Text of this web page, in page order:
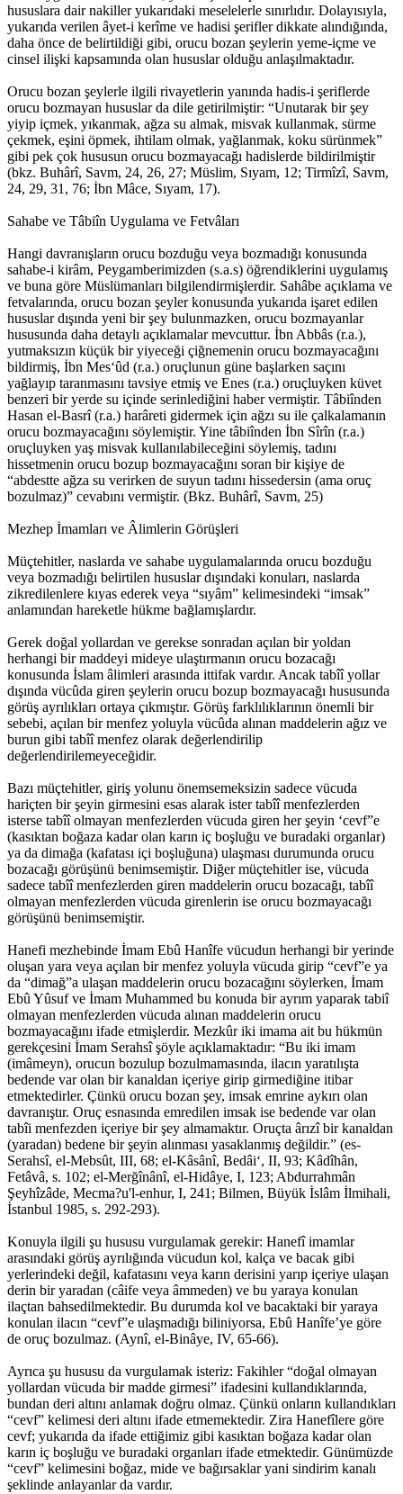
hususlara dair nakiller yukarıdaki meselelerle sınırlıdır. Dolayısıyla,
yukarıda verilen âyet-i kerîme ve hadisi şerifler dikkate alındığında,
daha önce de belirtildiği gibi, orucu bozan şeylerin yeme-içme ve
cinsel ilişki kapsamında olan hususlar olduğu anlaşılmaktadır.
Orucu bozan şeylerle ilgili rivayetlerin yanında hadis-i şeriflerde
orucu bozmayan hususlar da dile getirilmiştir: “Unutarak bir şey
yiyip içmek, yıkanmak, ağza su almak, misvak kullanmak, sürme
çekmek, eşini öpmek, ihtilam olmak, yağlanmak, koku sürünmek”
gibi pek çok hususun orucu bozmayacağı hadislerde bildirilmiştir
(bkz. Buhârî, Savm, 24, 26, 27; Müslim, Sıyam, 12; Tirmîzî, Savm,
24, 29, 31, 76; İbn Mâce, Sıyam, 17).
Sahabe ve Tâbiîn Uygulama ve Fetvâları
Hangi davranışların orucu bozduğu veya bozmadığı konusunda
sahabe-i kirâm, Peygamberimizden (s.a.s) öğrendiklerini uygulamış
ve buna göre Müslümanları bilgilendirmişlerdir. Sahâbe açıklama ve
fetvalarında, orucu bozan şeyler konusunda yukarıda işaret edilen
hususlar dışında yeni bir şey bulunmazken, orucu bozmayanlar
hususunda daha detaylı açıklamalar mevcuttur. İbn Abbâs (r.a.),
yutmaksızın küçük bir yiyeceği çiğnemenin orucu bozmayacağını
bildirmiş, İbn Mes‘ûd (r.a.) oruçlunun güne başlarken saçını
yağlayıp taranmasını tavsiye etmiş ve Enes (r.a.) oruçluyken küvet
benzeri bir yerde su içinde serinlediğini haber vermiştir. Tâbiînden
Hasan el-Basrî (r.a.) harâreti gidermek için ağzı su ile çalkalamanın
orucu bozmayacağını söylemiştir. Yine tâbiînden İbn Sîrîn (r.a.)
oruçluyken yaş misvak kullanılabileceğini söylemiş, tadını
hissetmenin orucu bozup bozmayacağını soran bir kişiye de
“abdestte ağza su verirken de suyun tadını hissedersin (ama oruç
bozulmaz)” cevabını vermiştir. (Bkz. Buhârî, Savm, 25)
Mezhep İmamları ve Âlimlerin Görüşleri
Müçtehitler, naslarda ve sahabe uygulamalarında orucu bozduğu
veya bozmadığı belirtilen hususlar dışındaki konuları, naslarda
zikredilenlere kıyas ederek veya “sıyâm” kelimesindeki “imsak”
anlamından hareketle hükme bağlamışlardır.
Gerek doğal yollardan ve gerekse sonradan açılan bir yoldan
herhangi bir maddeyi mideye ulaştırmanın orucu bozacağı
konusunda İslam âlimleri arasında ittifak vardır. Ancak tabîî yollar
dışında vücûda giren şeylerin orucu bozup bozmayacağı hususunda
görüş ayrılıkları ortaya çıkmıştır. Görüş farklılıklarının önemli bir
sebebi, açılan bir menfez yoluyla vücûda alınan maddelerin ağız ve
burun gibi tabîî menfez olarak değerlendirilip
değerlendirilemeyeceğidir.
Bazı müçtehitler, giriş yolunu önemsemeksizin sadece vücuda
hariçten bir şeyin girmesini esas alarak ister tabîî menfezlerden
isterse tabîî olmayan menfezlerden vücuda giren her şeyin ‘cevf”e
(kasıktan boğaza kadar olan karın iç boşluğu ve buradaki organlar)
ya da dimağa (kafatası içi boşluğuna) ulaşması durumunda orucu
bozacağı görüşünü benimsemiştir. Diğer müçtehitler ise, vücuda
sadece tabîî menfezlerden giren maddelerin orucu bozacağı, tabîî
olmayan menfezlerden vücuda girenlerin ise orucu bozmayacağı
görüşünü benimsemiştir.
Hanefi mezhebinde İmam Ebû Hanîfe vücudun herhangi bir yerinde
oluşan yara veya açılan bir menfez yoluyla vücuda girip “cevf”e ya
da “dimağ”a ulaşan maddelerin orucu bozacağını söylerken, İmam
Ebû Yûsuf ve İmam Muhammed bu konuda bir ayrım yaparak tabiî
olmayan menfezlerden vücuda alınan maddelerin orucu
bozmayacağını ifade etmişlerdir. Mezkûr iki imama ait bu hükmün
gerekçesini İmam Serahsî şöyle açıklamaktadır: “Bu iki imam
(imâmeyn), orucun bozulup bozulmamasında, ilacın yaratılışta
bedende var olan bir kanaldan içeriye girip girmediğine itibar
etmektedirler. Çünkü orucu bozan şey, imsak emrine aykırı olan
davranıştır. Oruç esnasında emredilen imsak ise bedende var olan
tabîi menfezden içeriye bir şey almamaktır. Oruçta ârızî bir kanaldan
(yaradan) bedene bir şeyin alınması yasaklanmış değildir.” (es-
Serahsî, el-Mebsût, III, 68; el-Kâsânî, Bedâi‘, II, 93; Kâdîhân,
Fetâvâ, s. 102; el-Merğînânî, el-Hidâye, I, 123; Abdurrahmân
Şeyhîzâde, Mecma?u'l-enhur, I, 241; Bilmen, Büyük İslâm İlmihali,
İstanbul 1985, s. 292-293).
Konuyla ilgili şu hususu vurgulamak gerekir: Hanefî imamlar
arasındaki görüş ayrılığında vücudun kol, kalça ve bacak gibi
yerlerindeki değil, kafatasını veya karın derisini yarıp içeriye ulaşan
derin bir yaradan (câife veya âmmeden) ve bu yaraya konulan
ilaçtan bahsedilmektedir. Bu durumda kol ve bacaktaki bir yaraya
konulan ilacın “cevf”e ulaşmadığı biliniyorsa, Ebû Hanîfe’ye göre
de oruç bozulmaz. (Aynî, el-Binâye, IV, 65-66).
Ayrıca şu hususu da vurgulamak isteriz: Fakihler “doğal olmayan
yollardan vücuda bir madde girmesi” ifadesini kullandıklarında,
bundan deri altını anlamak doğru olmaz. Çünkü onların kullandıkları
“cevf” kelimesi deri altını ifade etmemektedir. Zira Hanefîlere göre
cevf; yukarıda da ifade ettiğimiz gibi kasıktan boğaza kadar olan
karın iç boşluğu ve buradaki organları ifade etmektedir. Günümüzde
“cevf” kelimesini boğaz, mide ve bağırsaklar yani sindirim kanalı
şeklinde anlayanlar da vardır.